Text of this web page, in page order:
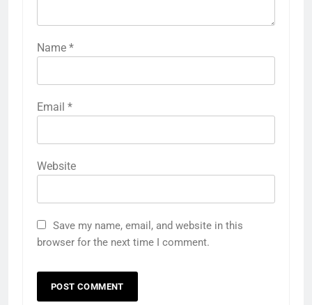
Name *
Email *
Website
Save my name, email, and website in this
browser for the next time I comment.